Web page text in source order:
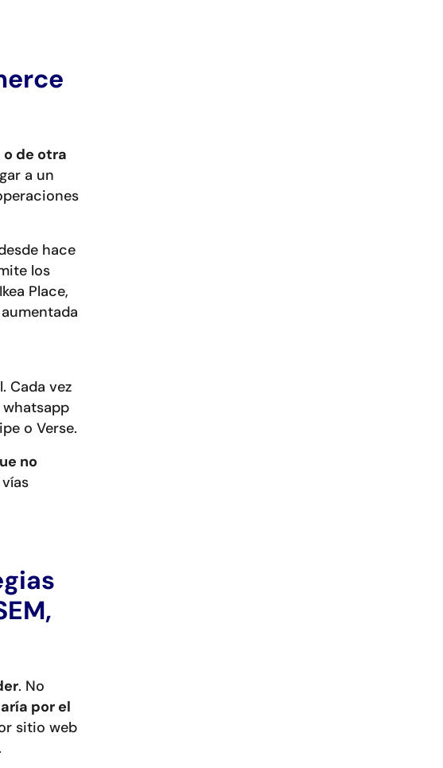
de otra
a un
hace
los
Place,
Cada vez
o Verse.
no
. No
por el
sitio web